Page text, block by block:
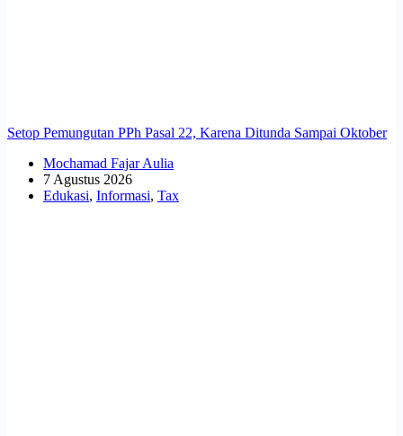
Setop Pemungutan PPh Pasal 22, Karena Ditunda Sampai Oktober
Mochamad Fajar Aulia
7 Agustus 2026
Edukasi, Informasi, Tax